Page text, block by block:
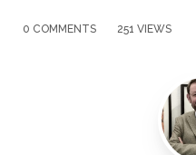
0 COMMENTS 251 VIEWS